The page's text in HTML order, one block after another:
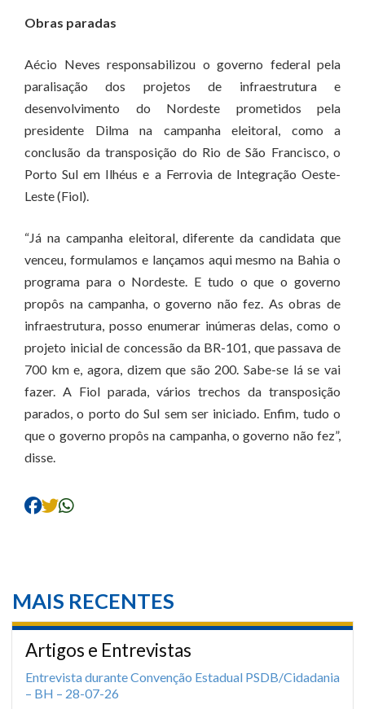
Obras paradas
Aécio Neves responsabilizou o governo federal pela
paralisação dos projetos de infraestrutura e
desenvolvimento do Nordeste prometidos pela
presidente Dilma na campanha eleitoral, como a
conclusão da transposição do Rio de São Francisco, o
Porto Sul em Ilhéus e a Ferrovia de Integração Oeste-
Leste (Fiol).
“Já na campanha eleitoral, diferente da candidata que
venceu, formulamos e lançamos aqui mesmo na Bahia o
programa para o Nordeste. E tudo o que o governo
propôs na campanha, o governo não fez. As obras de
infraestrutura, posso enumerar inúmeras delas, como o
projeto inicial de concessão da BR-101, que passava de
700 km e, agora, dizem que são 200. Sabe-se lá se vai
fazer. A Fiol parada, vários trechos da transposição
parados, o porto do Sul sem ser iniciado. Enfim, tudo o
que o governo propôs na campanha, o governo não fez”,
disse.
MAIS RECENTES
Artigos e Entrevistas
Entrevista durante Convenção Estadual PSDB/Cidadania
– BH – 28-07-26